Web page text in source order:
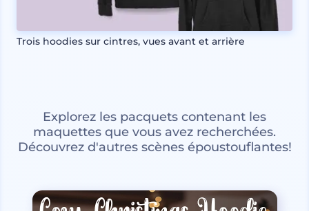
Trois hoodies sur cintres, vues avant et arrière
Explorez les pacquets contenant les
maquettes que vous avez recherchées.
Découvrez d'autres scènes époustouflantes!